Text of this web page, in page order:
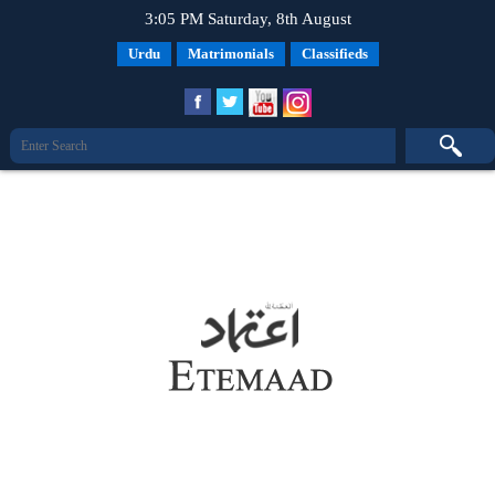
3:05 PM Saturday, 8th August
Urdu Matrimonials Classifieds